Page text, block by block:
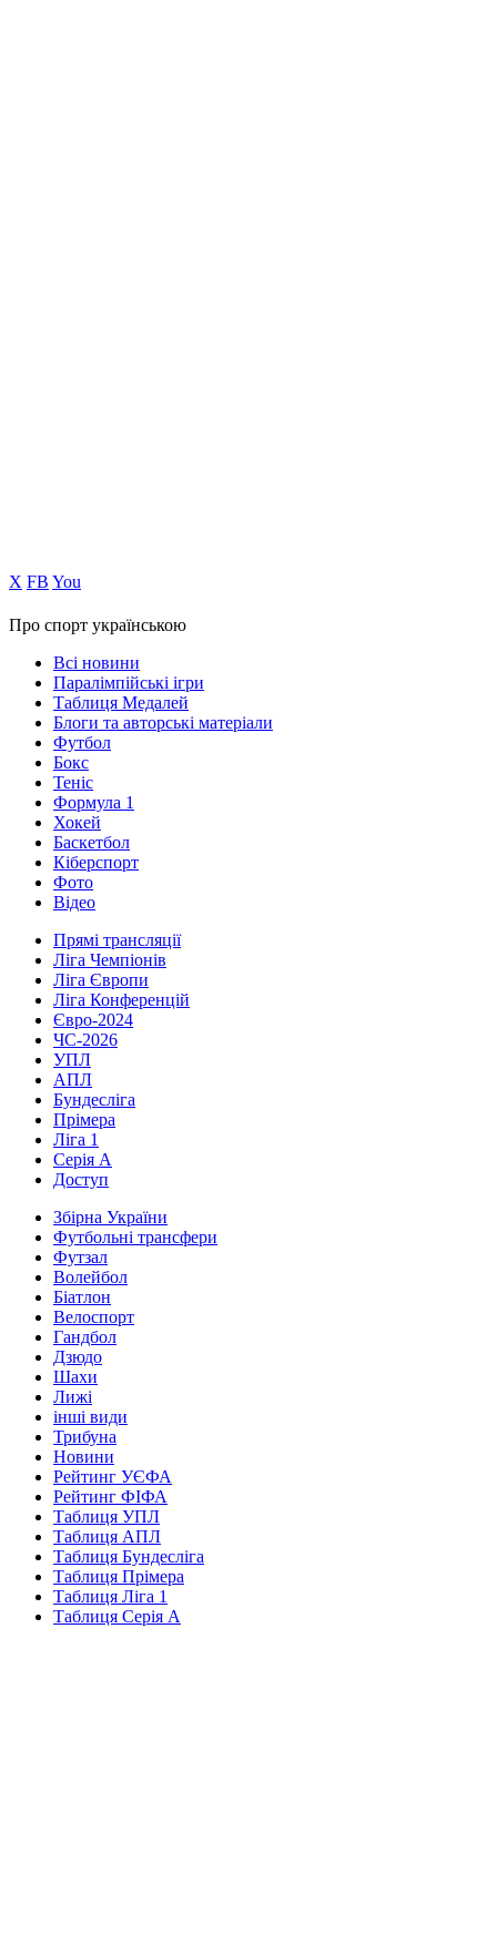
Х FB You
Про спорт українською
Всі новини
Паралімпійські ігри
Таблиця Медалей
Блоги та авторські матеріали
Футбол
Бокс
Теніс
Формула 1
Хокей
Баскетбол
Кіберспорт
Фото
Відео
Прямі трансляції
Ліга Чемпіонів
Ліга Європи
Ліга Конференцій
Євро-2024
ЧС-2026
УПЛ
АПЛ
Бундесліга
Прімера
Ліга 1
Серія А
Доступ
Збірна України
Футбольні трансфери
Футзал
Волейбол
Біатлон
Велоспорт
Гандбол
Дзюдо
Шахи
Лижі
інші види
Трибуна
Новини
Рейтинг УЄФА
Рейтинг ФІФА
Таблиця УПЛ
Таблиця АПЛ
Таблиця Бундесліга
Таблиця Прімера
Таблиця Ліга 1
Таблиця Серія А